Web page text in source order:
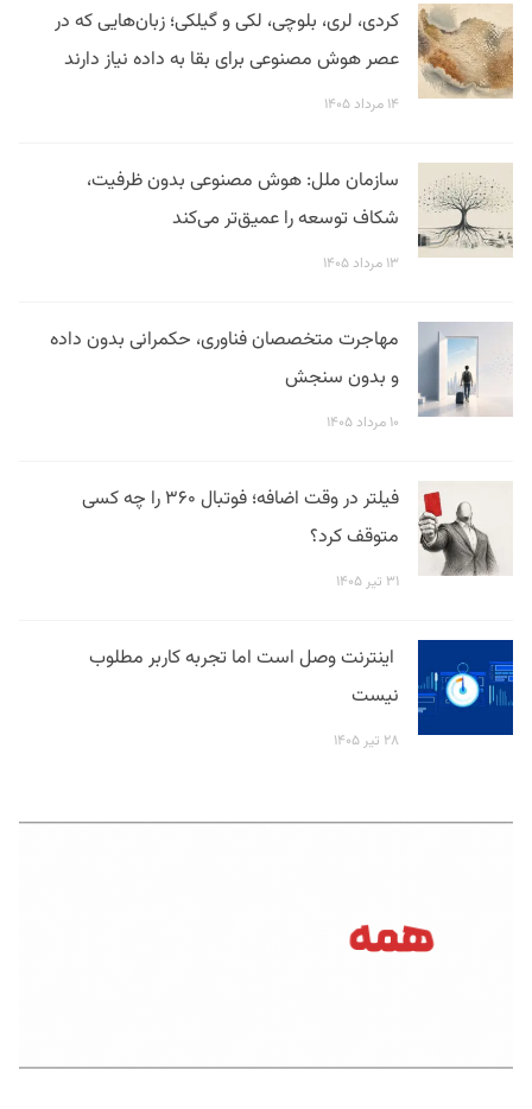
کردی، لری، بلوچی، لکی و گیلکی؛ زبان‌هایی که در
عصر هوش مصنوعی برای بقا به داده نیاز دارند
۱۴ مرداد ۱۴۰۵
سازمان ملل: هوش مصنوعی بدون ظرفیت،
شکاف توسعه را عمیق‌تر می‌کند
۱۳ مرداد ۱۴۰۵
مهاجرت متخصصان فناوری، حکمرانی بدون داده
و بدون سنجش
۱۰ مرداد ۱۴۰۵
فیلتر در وقت اضافه؛ فوتبال ۳۶۰ را چه کسی
متوقف کرد؟
۳۱ تیر ۱۴۰۵
اینترنت وصل است اما تجربه کاربر مطلوب
نیست
۲۸ تیر ۱۴۰۵